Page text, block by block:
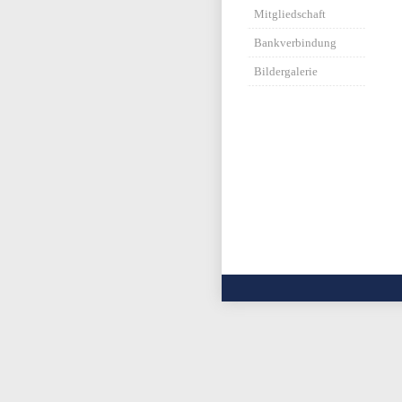
Mitgliedschaft
Bankverbindung
Bildergalerie